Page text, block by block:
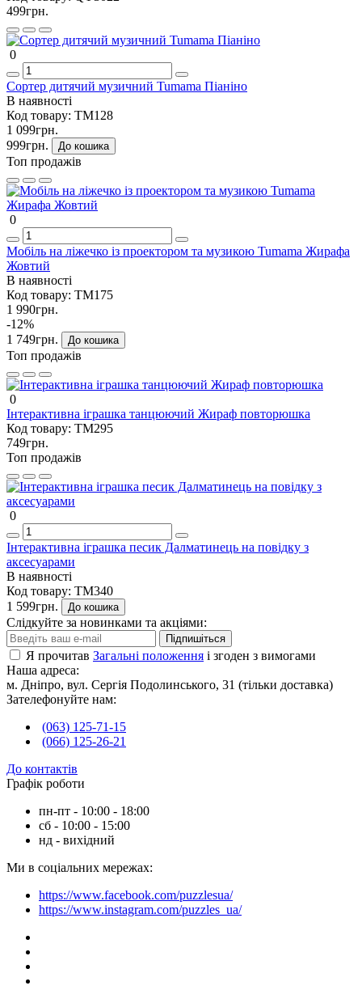
499грн.
0
Сортер дитячий музичний Tumama Піаніно
В наявності
Код товару: TM128
1 099грн.
999грн.
До кошика
Топ продажів
0
Мобіль на ліжечко із проектором та музикою Tumama Жирафа
Жовтий
В наявності
Код товару: TM175
1 990грн.
-12%
1 749грн.
До кошика
Топ продажів
0
Інтерактивна іграшка танцюючий Жираф повторюшка
Код товару: TM295
749грн.
Топ продажів
0
Інтерактивна іграшка песик Далматинець на повідку з
аксесуарами
В наявності
Код товару: TM340
1 599грн.
До кошика
Слідкуйте за новинками та акціями:
Підпишіться
Я прочитав Загальні положення і згоден з вимогами
Наша адреса:
м. Дніпро, вул. Сергія Подолинського, 31 (тільки доставка)
Зателефонуйте нам:
(063) 125-71-15
(066) 125-26-21
До контактів
Графік роботи
пн-пт - 10:00 - 18:00
сб - 10:00 - 15:00
нд - вихідний
Ми в соціальних мережах:
https://www.facebook.com/puzzlesua/
https://www.instagram.com/puzzles_ua/